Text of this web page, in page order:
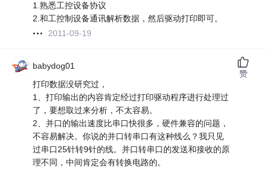
1.熟悉工控设备协议
2.和工控制设备通讯解析数据，然后驱动打印即可。
2011-09-19
babydog01
打印数据没研究过，
1、打印输出的内容肯定经过打印驱动程序进行处理过
了，要想取过来分析，不太容易。
2、并口的输出速度比串口快很多，硬件兼容的问题，
不容易解决。你说的并口转串口有这种线么？我只见
过串口25针转9针的线。并口转串口的发送和接收的原
理不同，中间肯定会有转换电路的。
赞